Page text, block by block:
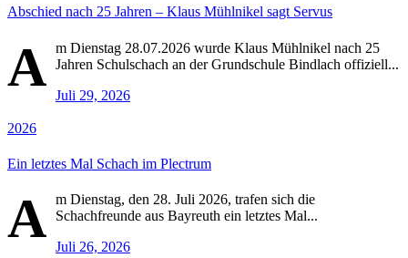
Abschied nach 25 Jahren – Klaus Mühlnikel sagt Servus
A m Dienstag 28.07.2026 wurde Klaus Mühlnikel nach 25
Jahren Schulschach an der Grundschule Bindlach offiziell...
Juli 29, 2026
2026
Ein letztes Mal Schach im Plectrum
A m Dienstag, den 28. Juli 2026, trafen sich die
Schachfreunde aus Bayreuth ein letztes Mal...
Juli 26, 2026